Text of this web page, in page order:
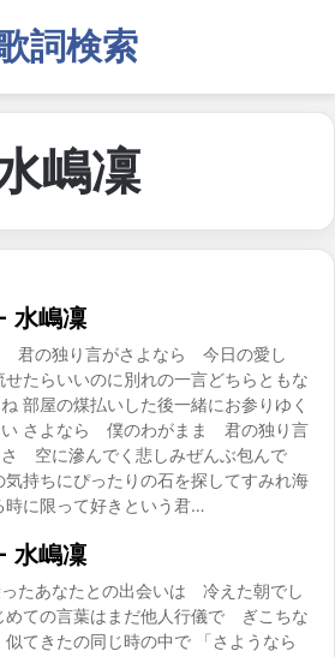
詞検索
嶋凜
水嶋凜
君の独り言がさよなら 今日の愛し
たらいいのに別れの一言どちらともな
部屋の煤払いした後一緒にお参りゆく
い さよなら 僕のわがまま 君の独り言
空に滲んでく悲しみぜんぶ包んで
持ちにぴったりの石を探してすみれ海
時に限って好きという君…
水嶋凜
たあなたとの出会いは 冷えた朝でし
ての言葉はまだ他人行儀で ぎこちな
てきたの同じ時の中で 「さようなら